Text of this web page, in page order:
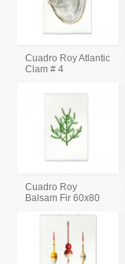
Cuadro Roy Atlantic
Clam # 4
Cuadro Roy
Balsam Fir 60x80